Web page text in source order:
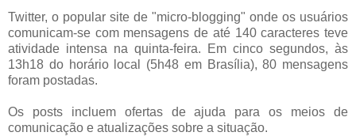
Twitter, o popular site de "micro-blogging" onde os usuários
comunicam-se com mensagens de até 140 caracteres teve
atividade intensa na quinta-feira. Em cinco segundos, às
13h18 do horário local (5h48 em Brasília), 80 mensagens
foram postadas.
Os posts incluem ofertas de ajuda para os meios de
comunicação e atualizações sobre a situação.